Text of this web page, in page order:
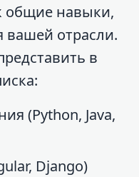
общие навыки,
вашей отрасли.
в
(Python, Java,
Django)